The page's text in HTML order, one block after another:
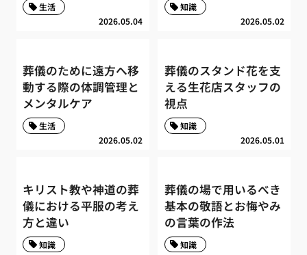
2026.05.04
生活
2026.05.02
知識
葬儀のために遠方へ移
動する際の体調管理と
メンタルケア
2026.05.02
生活
葬儀のスタンド花を支
える生花店スタッフの
視点
2026.05.01
知識
キリスト教や神道の葬
儀における平服の考え
方と違い
知識
葬儀の場で用いるべき
基本の敬語とお悔やみ
の言葉の作法
知識